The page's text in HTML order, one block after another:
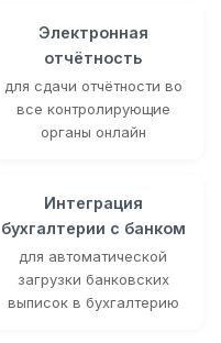
Электронная
отчётность
для сдачи отчётности во
все контролирующие
органы онлайн
Интеграция
бухгалтерии с банком
для автоматической
загрузки банковских
выписок в бухгалтерию